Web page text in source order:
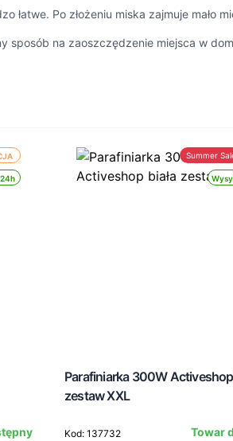
łatwe. Po złożeniu miska zajmuje
sposób na zaoszczędzenie miejsca w
Summer
Parafiniarka 300W Activeshop
zestaw XXL
Kod: 137732
Towar